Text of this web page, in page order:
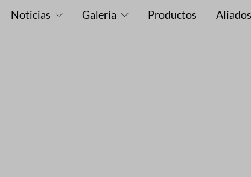
Noticias Galería Productos Aliados